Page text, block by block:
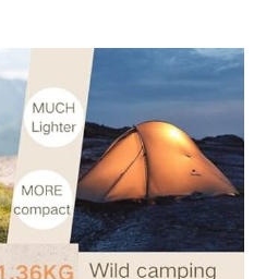
concernant la tente de
camping de cycle, veuillez
nous contacter, nous
fournissons un service
clientèle 24/7, nous vous
fournirons une solution
satisfaisante dans les 24
heures. Bon camping !